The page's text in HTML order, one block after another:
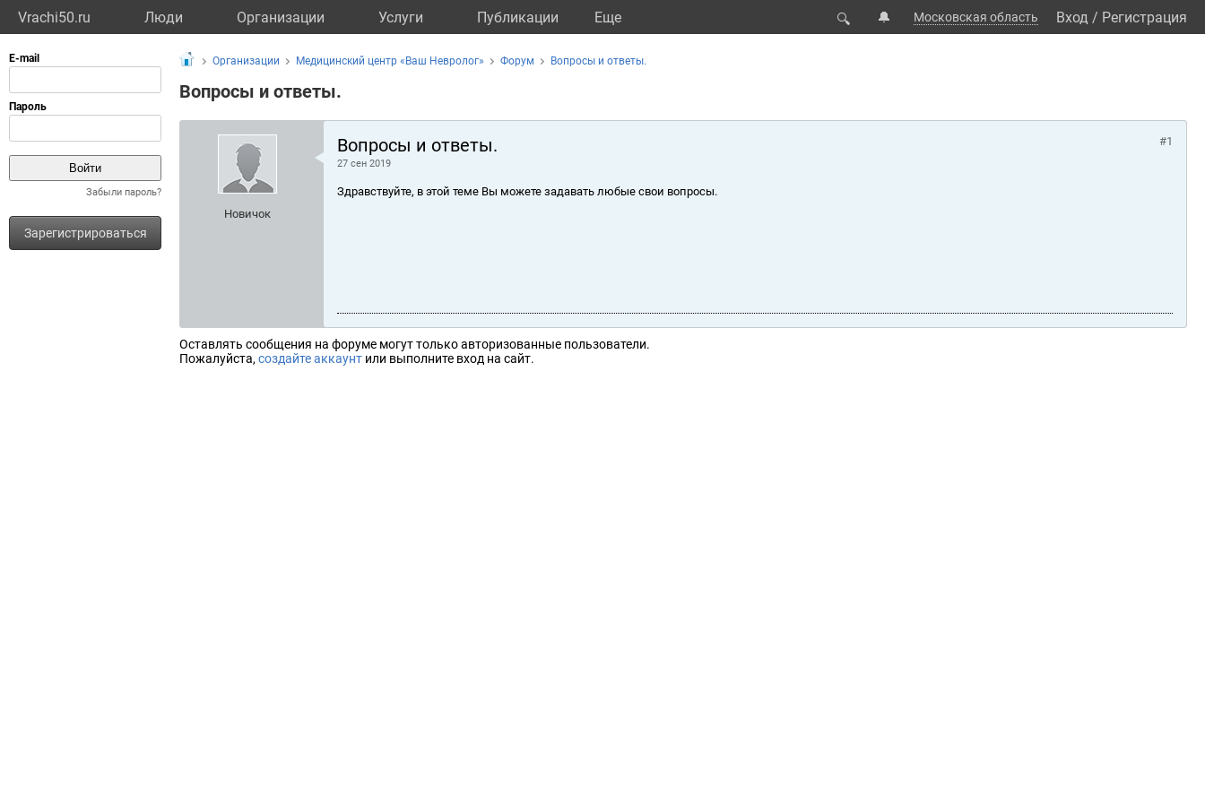
Vrachi50.ru Люди Организации Услуги Публикации Eще 🔍 🔔 Московская область Вход / Регистрация
Забыли пароль?
Зарегистрироваться
Организации Медицинский центр «Ваш Невролог» Форум Вопросы и ответы.
Вопросы и ответы.
Новичок
Вопросы и ответы.
27 сен 2019
#1
Здравствуйте, в этой теме Вы можете задавать любые свои вопросы.
Оставлять сообщения на форуме могут только авторизованные пользователи.
Пожалуйста, создайте аккаунт или выполните вход на сайт.